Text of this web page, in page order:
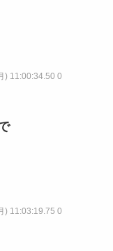
) 11:00:34.50 0
) 11:03:19.75 0